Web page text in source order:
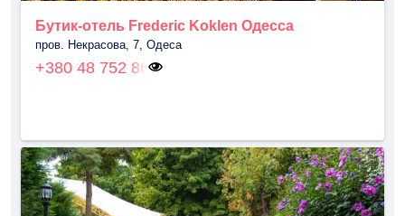
Бутик-отель Frederic Koklen Одесса
пров. Некрасова, 7, Одеса
+380 48 752 86